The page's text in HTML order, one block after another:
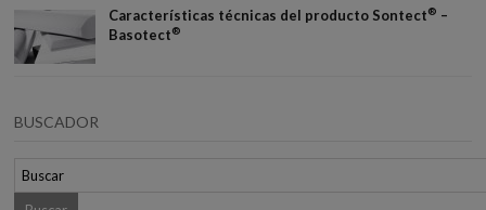
Características técnicas del producto Sontect® –
Basotect®
BUSCADOR